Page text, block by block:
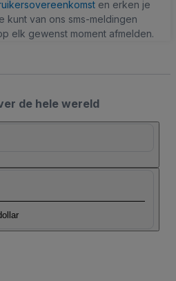
en erken je
kunt van ons sms-meldingen
elk gewenst moment afmelden.
de hele wereld